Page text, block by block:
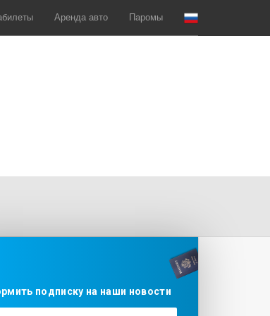
Аренда авто Паромы
подписку на наши новости